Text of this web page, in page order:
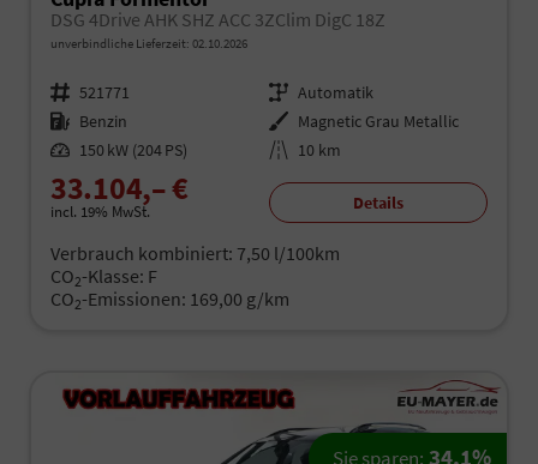
DSG 4Drive AHK SHZ ACC 3ZClim DigC 18Z
unverbindliche Lieferzeit: 02.10.2026
Fahrzeugnr. 521771 Getriebe Automatik
Kraftstoff Benzin Außenfarbe Magnetic Grau Metallic
Leistung 150 kW (204 PS) Kilometerstand 10 km
33.104,– €
incl. 19% MwSt. Details
Verbrauch kombiniert: 7,50 l/100km
CO2-Klasse: F
CO2-Emissionen: 169,00 g/km
34,1%